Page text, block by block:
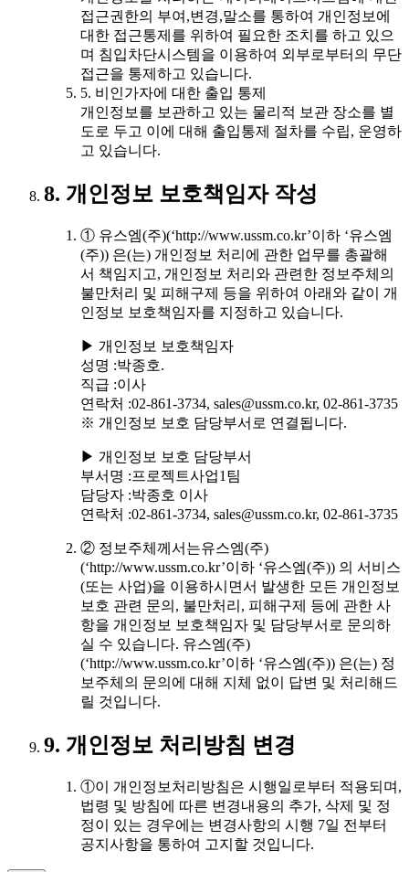
접근권한의 부여,변경,말소를 통하여 개인정보에
대한 접근통제를 위하여 필요한 조치를 하고 있으
며 침입차단시스템을 이용하여 외부로부터의 무단
접근을 통제하고 있습니다.
5. 비인가자에 대한 출입 통제
개인정보를 보관하고 있는 물리적 보관 장소를 별
도로 두고 이에 대해 출입통제 절차를 수립, 운영하
고 있습니다.
8. 개인정보 보호책임자 작성
① 유스엠(주)(‘http://www.ussm.co.kr’이하 ‘유스엠
(주)) 은(는) 개인정보 처리에 관한 업무를 총괄해
서 책임지고, 개인정보 처리와 관련한 정보주체의
불만처리 및 피해구제 등을 위하여 아래와 같이 개
인정보 보호책임자를 지정하고 있습니다.
▶ 개인정보 보호책임자
성명 :박종호.
직급 :이사
연락처 :02-861-3734, sales@ussm.co.kr, 02-861-3735
※ 개인정보 보호 담당부서로 연결됩니다.
▶ 개인정보 보호 담당부서
부서명 :프로젝트사업1팀
담당자 :박종호 이사
연락처 :02-861-3734, sales@ussm.co.kr, 02-861-3735
② 정보주체께서는유스엠(주)
(‘http://www.ussm.co.kr’이하 ‘유스엠(주)) 의 서비스
(또는 사업)을 이용하시면서 발생한 모든 개인정보
보호 관련 문의, 불만처리, 피해구제 등에 관한 사
항을 개인정보 보호책임자 및 담당부서로 문의하
실 수 있습니다. 유스엠(주)
(‘http://www.ussm.co.kr’이하 ‘유스엠(주)) 은(는) 정
보주체의 문의에 대해 지체 없이 답변 및 처리해드
릴 것입니다.
9. 개인정보 처리방침 변경
①이 개인정보처리방침은 시행일로부터 적용되며,
법령 및 방침에 따른 변경내용의 추가, 삭제 및 정
정이 있는 경우에는 변경사항의 시행 7일 전부터
공지사항을 통하여 고지할 것입니다.